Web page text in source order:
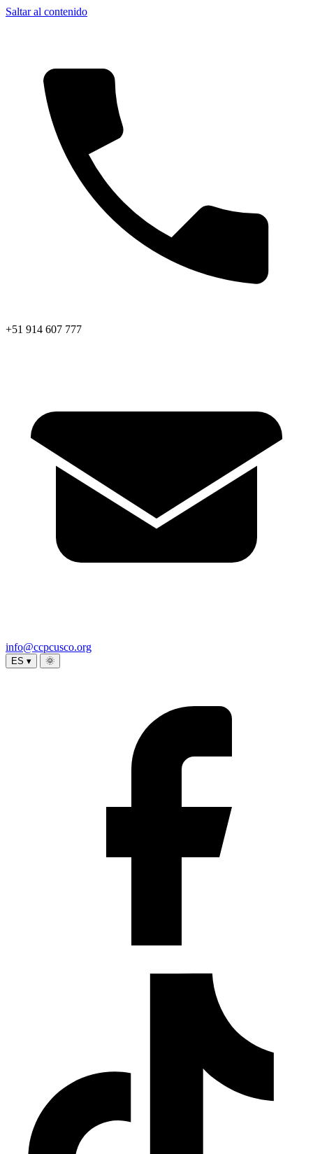
Saltar al contenido
+51 914 607 777
info@ccpcusco.org
ES ▾ 🌞